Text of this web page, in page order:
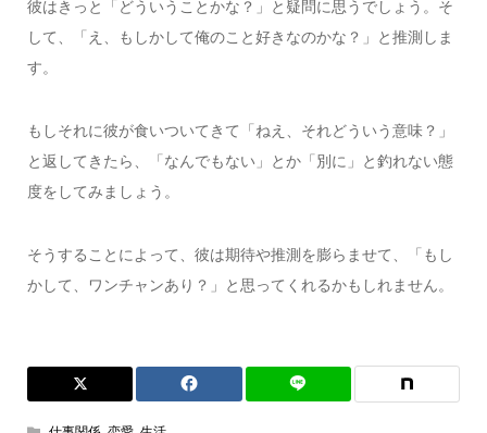
彼はきっと「どういうことかな？」と疑問に思うでしょう。そ
して、「え、もしかして俺のこと好きなのかな？」と推測しま
す。
もしそれに彼が食いついてきて「ねえ、それどういう意味？」
と返してきたら、「なんでもない」とか「別に」と釣れない態
度をしてみましょう。
そうすることによって、彼は期待や推測を膨らませて、「もし
かして、ワンチャンあり？」と思ってくれるかもしれません。